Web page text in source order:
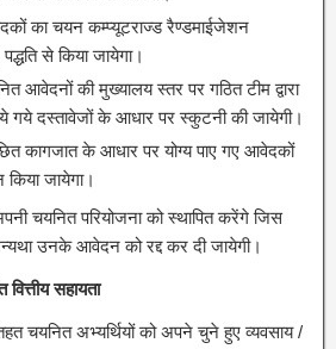
का चयन कम्प्यूटराज्ड रैण्डमाईजेशन
से किया जायेगा।
आवेदनों की मुख्यालय स्तर पर गठित टीम द्वारा
गये दस्तावेजों के आधार पर स्कुटनी की जायेगी।
कागजात के आधार पर योग्य पाए गए आवेदकों
जायेगा।
चयनित परियोजना को स्थापित करेंगे जिस
उनके आवेदन को रद्द कर दी जायेगी।
वित्तीय सहायता
चयनित अभ्यर्थियों को अपने चुने हुए व्यवसाय /